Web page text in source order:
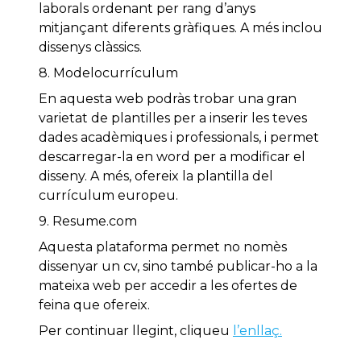
laborals ordenant per rang d’anys
mitjançant diferents gràfiques. A més inclou
dissenys clàssics.
8. Modelocurrículum
En aquesta web podràs trobar una gran
varietat de plantilles per a inserir les teves
dades acadèmiques i professionals, i permet
descarregar-la en word per a modificar el
disseny. A més, ofereix la plantilla del
currículum europeu.
9. Resume.com
Aquesta plataforma permet no nomès
dissenyar un cv, sino també publicar-ho a la
mateixa web per accedir a les ofertes de
feina que ofereix.
Per continuar llegint, cliqueu
l’enllaç.